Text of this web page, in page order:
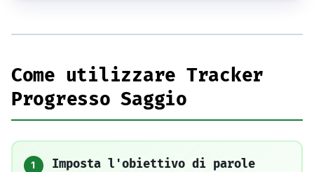
Come utilizzare Tracker
Progresso Saggio
1 Imposta l'obiettivo di parole